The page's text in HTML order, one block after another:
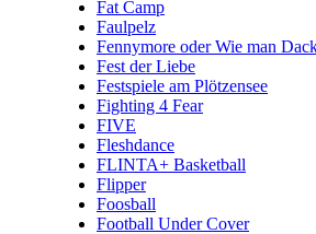
Fat Camp
Faulpelz
Fennymore oder Wie man
Fest der Liebe
Festspiele am Plötzensee
Fighting 4 Fear
FIVE
Fleshdance
FLINTA+ Basketball
Flipper
Foosball
Football Under Cover